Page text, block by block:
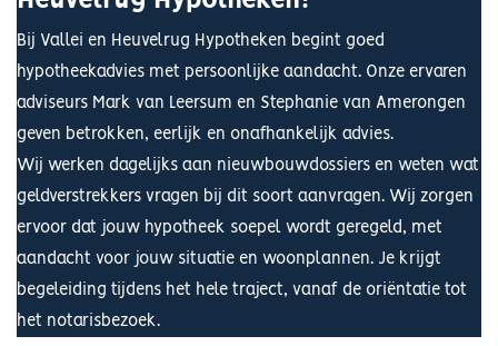
Bij Vallei en Heuvelrug Hypotheken begint goed
hypotheekadvies met persoonlijke aandacht. Onze ervaren
adviseurs Mark van Leersum en Stephanie van Amerongen
geven betrokken, eerlijk en onafhankelijk advies.
Wij werken dagelijks aan nieuwbouwdossiers en weten wat
geldverstrekkers vragen bij dit soort aanvragen. Wij zorgen
ervoor dat jouw hypotheek soepel wordt geregeld, met
aandacht voor jouw situatie en woonplannen. Je krijgt
begeleiding tijdens het hele traject, vanaf de oriëntatie tot
het notarisbezoek.